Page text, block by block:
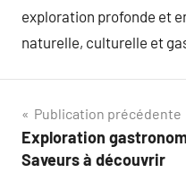
exploration profonde et
naturelle, culturelle et
Navigation
de
Publication précédente
Exploration
Saveurs à découvrir